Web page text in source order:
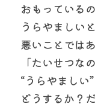
おもっているの
うらやましい
悪いことでは
「たいせつな
“うらやましい
どうするか？だ